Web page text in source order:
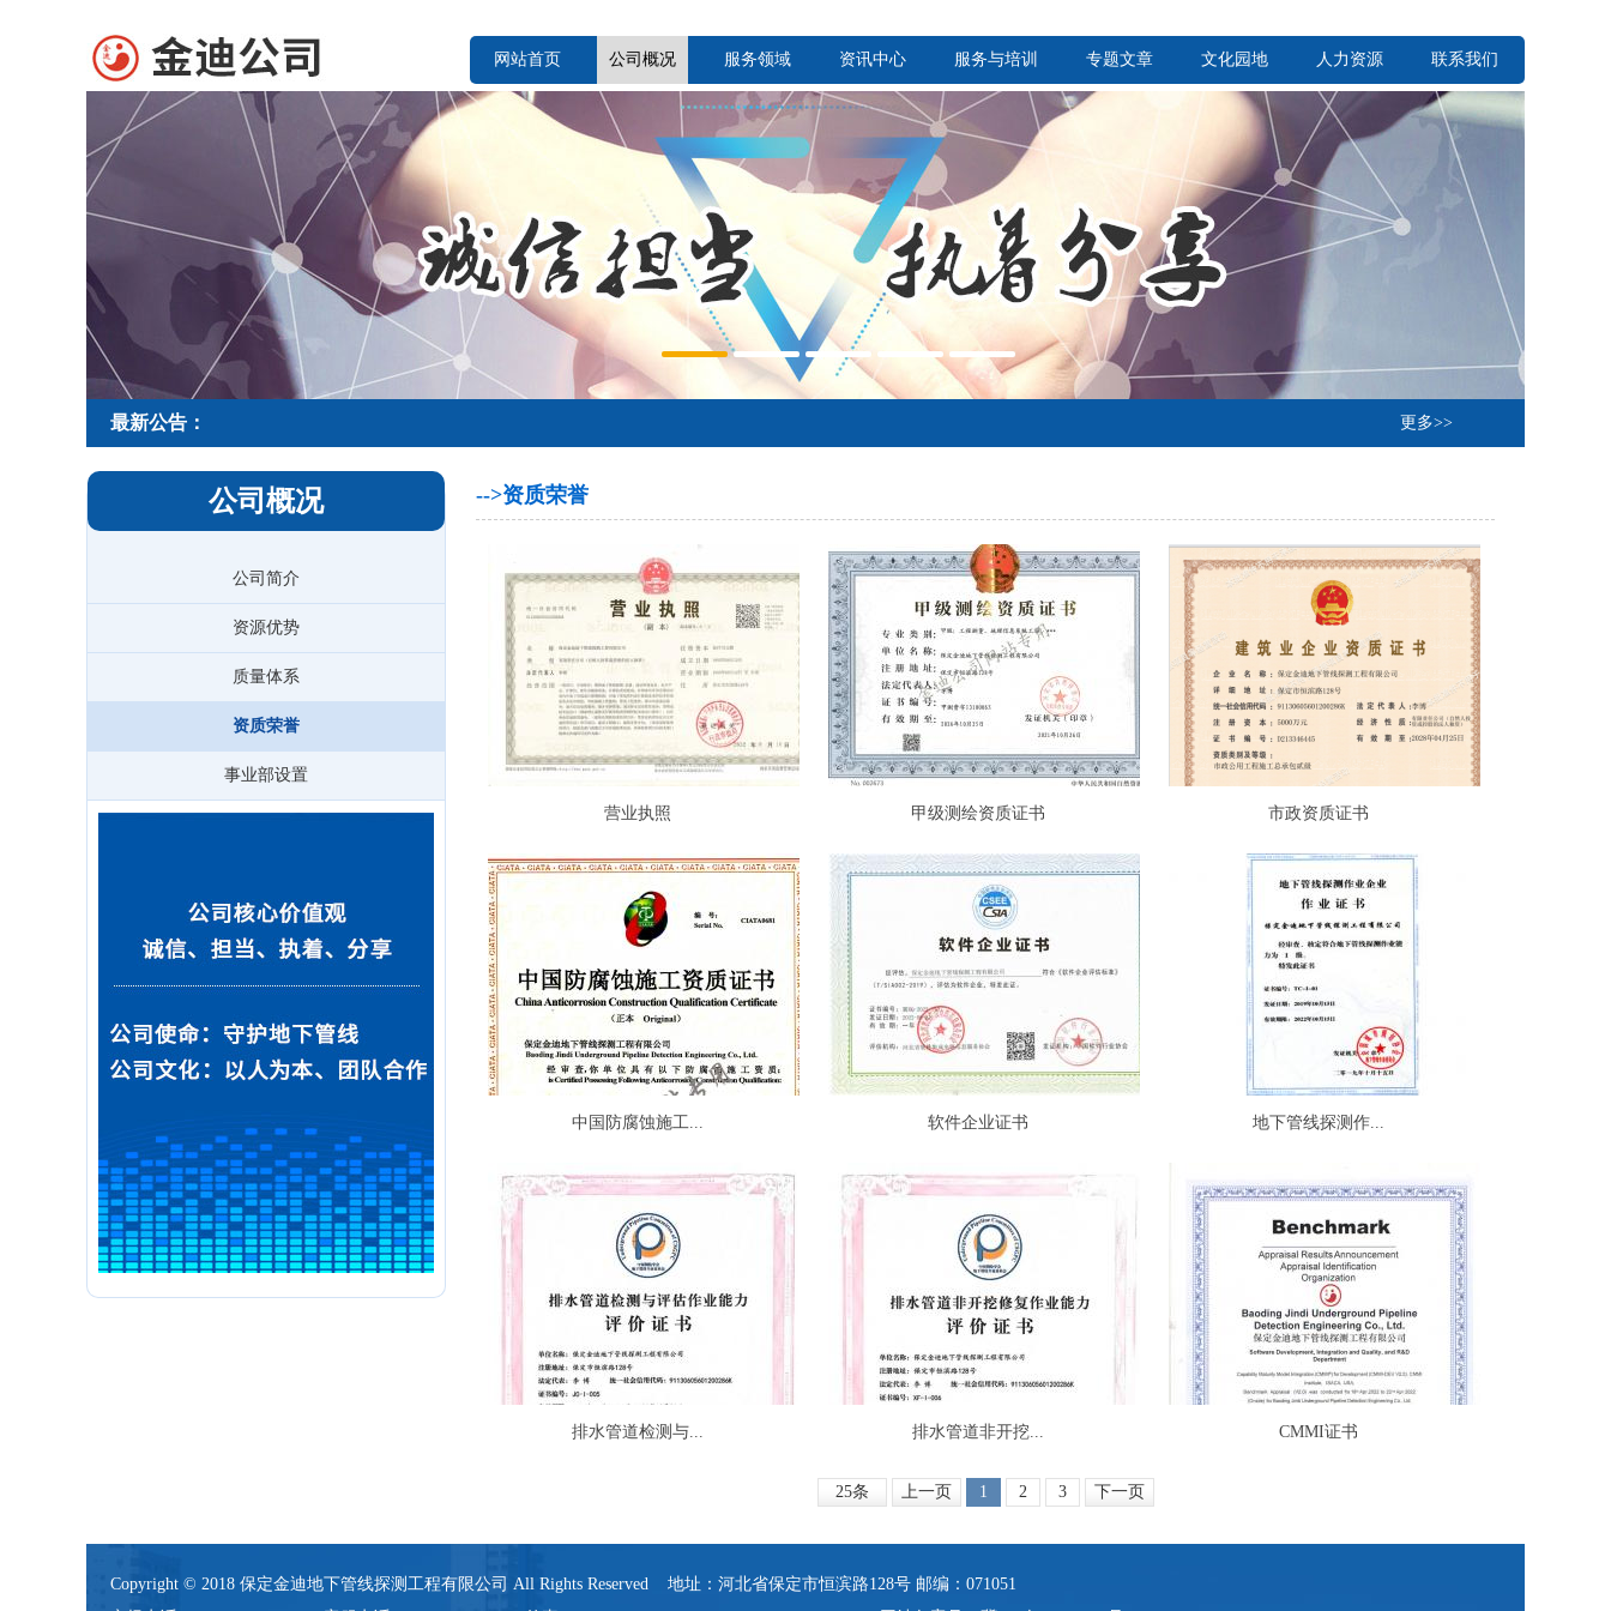
网站首页 公司概况 服务领域 资讯中心 服务与培训 专题文章 文化园地 人力资源 联系我们
最新公告： 更多>>
公司概况
公司简介
资源优势
质量体系
资质荣誉
事业部设置
-->资质荣誉
营业执照 甲级测绘资质证书 市政资质证书
中国防腐蚀施工... 软件企业证书 地下管线探测作...
排水管道检测与... 排水管道非开挖... CMMI证书
25条 上一页 1 2 3 下一页
Copyright © 2018 保定金迪地下管线探测工程有限公司 All Rights Reserved 地址：河北省保定市恒滨路128号 邮编：071051